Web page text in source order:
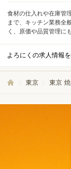
食材の仕入れや在庫管
まで、キッチン業務全
く、原価や品質管理に
きましょう。
よろにくの求人情報
東京 東京